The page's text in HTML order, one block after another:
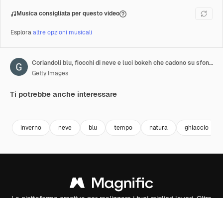
Musica consigliata per questo video
Esploraaltre opzioni musicali
Coriandoli blu, fiocchi di neve e luci bokeh che cadono su sfondo natalizio dorato in loop.
Getty Images
Ti potrebbe anche interessare
inverno neve blu tempo natura ghiaccio